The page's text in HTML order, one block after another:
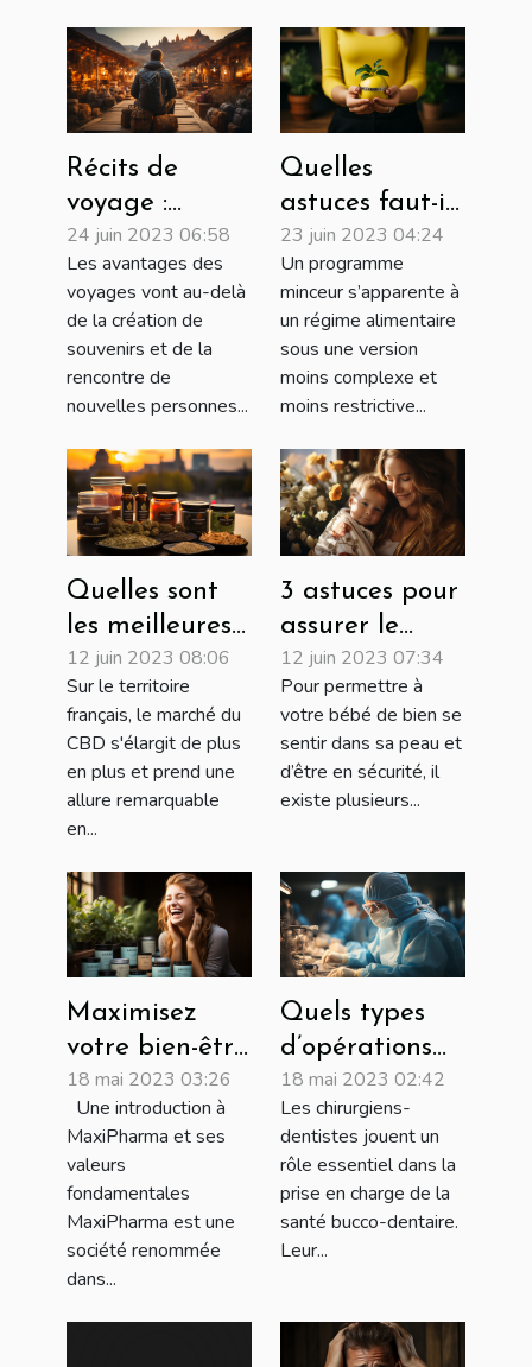
Récits de
voyage :
Meilleurs
façons dont
voyager peut-
être bénéfique
pour votre
santé mentale
24 juin 2023 06:58
Les avantages des
voyages vont au-delà
de la création de
souvenirs et de la
rencontre de
nouvelles personnes...
Quelles
astuces faut-il
utiliser pour
choisir un bon
programme
minceur ?
23 juin 2023 04:24
Un programme
minceur s’apparente à
un régime alimentaire
sous une version
moins complexe et
moins restrictive...
Quelles sont
les meilleures
plateformes
pour se
procurer du
CBD en France
?
12 juin 2023 08:06
Sur le territoire
français, le marché du
CBD s'élargit de plus
en plus et prend une
allure remarquable
en...
3 astuces pour
assurer le
bien-être de
votre nouveau-
né
12 juin 2023 07:34
Pour permettre à
votre bébé de bien se
sentir dans sa peau et
d’être en sécurité, il
existe plusieurs...
Maximisez
votre bien-être
avec les
produits
MaxiPharma
18 mai 2023 03:26
Une introduction à
MaxiPharma et ses
valeurs
fondamentales
MaxiPharma est une
société renommée
dans...
Quels types
d’opérations
peut effectuer
un chirurgien-
dentiste ?
18 mai 2023 02:42
Les chirurgiens-
dentistes jouent un
rôle essentiel dans la
prise en charge de la
santé bucco-dentaire.
Leur...